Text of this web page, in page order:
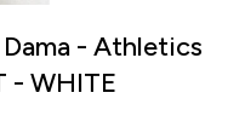
- Athletics
- WHITE